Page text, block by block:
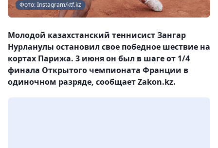
Фото: Instagram/ktf.kz
Молодой казахстанский теннисист Зангар
Нурланулы остановил свое победное шествие на
кортах Парижа. 3 июня он был в шаге от 1/4
финала Открытого чемпионата Франции в
одиночном разряде, сообщает Zakon.kz.